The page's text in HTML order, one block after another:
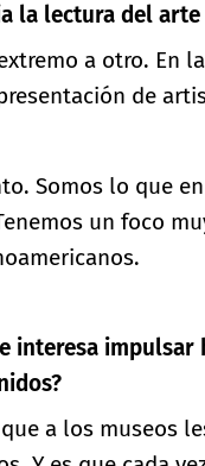
la lectura del
a otro. En
de
Somos lo que
un foco
interesa
a los museos